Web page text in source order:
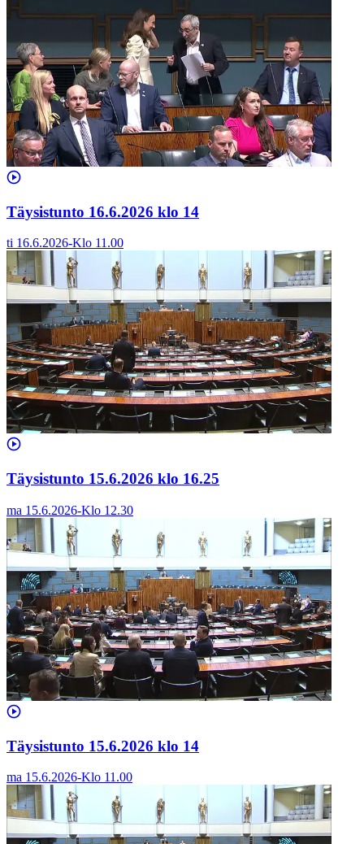
Täysistunto 16.6.2026 klo 14
ti 16.6.2026-Klo 11.00
Täysistunto 15.6.2026 klo 16.25
ma 15.6.2026-Klo 12.30
Täysistunto 15.6.2026 klo 14
ma 15.6.2026-Klo 11.00